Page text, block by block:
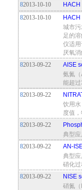
82013-10-10
82013-10-10
城市
足的
仪适
厌氧
82013-09-22
AISE
氨氮
能超
82013-09-22
饮用
度值
82013-09-22
典型
82013-09-22
AN-
典型
硝化
82013-09-22
NISE
硝氮